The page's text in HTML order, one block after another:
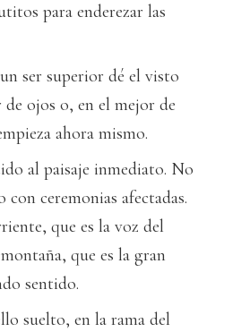
para enderezar las
ser superior dé el visto
ojos o, en el mejor de
ahora mismo.
al paisaje inmediato. No
ceremonias afectadas.
que es la voz del
que es la gran
sentido.
suelto, en la rama del